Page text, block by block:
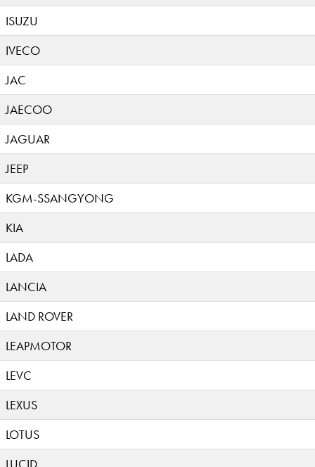
ISUZU
IVECO
JAC
JAECOO
JAGUAR
JEEP
KGM-SSANGYONG
KIA
LADA
LANCIA
LAND ROVER
LEAPMOTOR
LEVC
LEXUS
LOTUS